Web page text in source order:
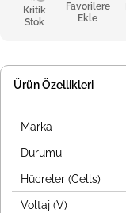
Kritik
Stok
Favorilere
Ekle
Ürün Özellikleri
Marka
Durumu
Hücreler (Cells)
Voltaj (V)